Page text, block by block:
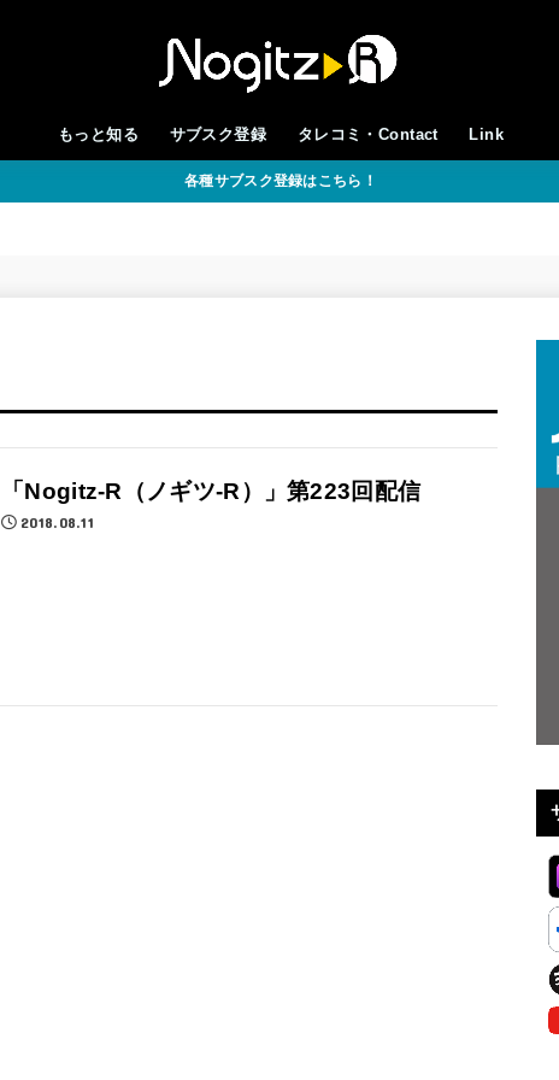
もっと知る サブスク登録 タレコミ・Contact Link
各種サブスク登録はこちら！
「Nogitz-R（ノギツ-R）」第223回配信
2018.08.11